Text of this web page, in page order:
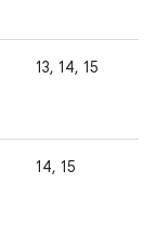
13, 14, 15
14, 15